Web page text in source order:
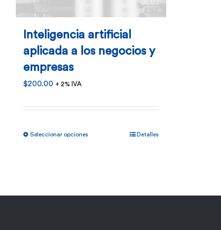
Inteligencia artificial
aplicada a los negocios y
empresas
$200.00 + 2% IVA
Seleccionar opciones Detalles